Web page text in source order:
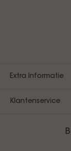
Extra Informatie
Klantenservice